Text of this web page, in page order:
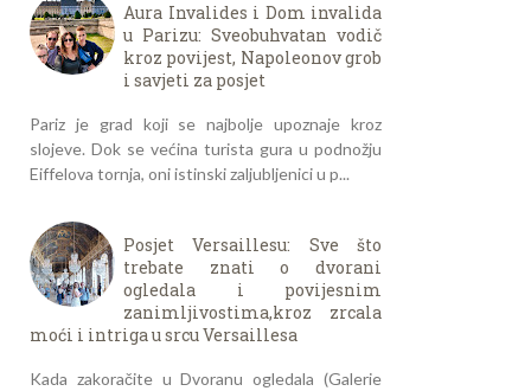
Aura Invalides i Dom invalida
u Parizu: Sveobuhvatan vodič
kroz povijest, Napoleonov grob
i savjeti za posjet
Pariz je grad koji se najbolje upoznaje kroz
slojeve. Dok se većina turista gura u podnožju
Eiffelova tornja, oni istinski zaljubljenici u p...
Posjet Versaillesu: Sve što
trebate znati o dvorani
ogledala i povijesnim
zanimljivostima,kroz zrcala
moći i intriga u srcu Versaillesa
Kada zakoračite u Dvoranu ogledala (Galerie